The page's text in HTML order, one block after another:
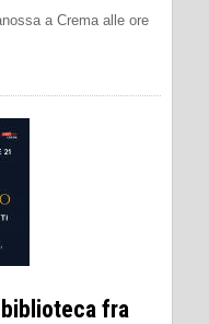
a Crema alle ore
fra